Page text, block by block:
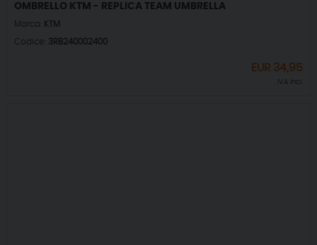
OMBRELLO KTM - REPLICA TEAM UMBRELLA
Marca: KTM
Codice: 3RB240002400
EUR 34,95
IVA incl.